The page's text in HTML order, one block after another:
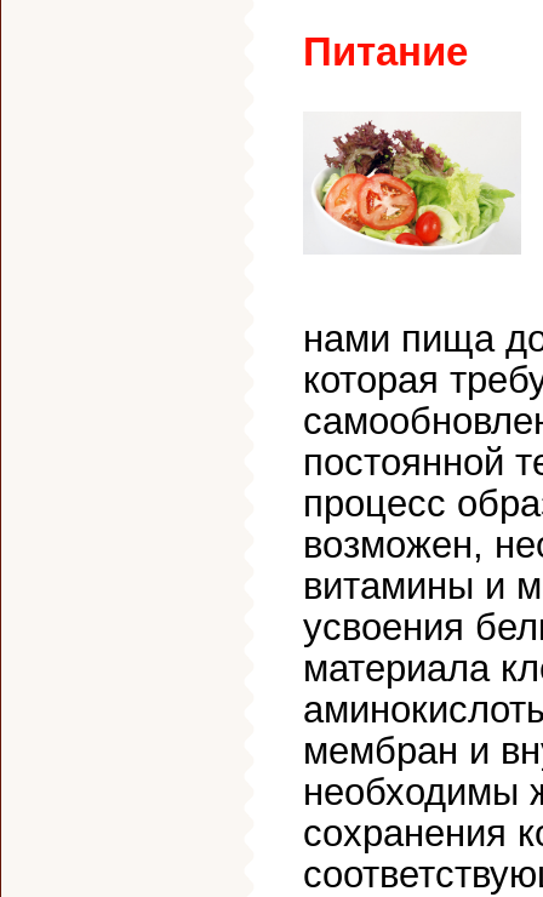
Питание
нами пища
которая
постоянной
процесс
возможен,
витамины и
усвоения
материала
мембран и
необходимы
сохранения